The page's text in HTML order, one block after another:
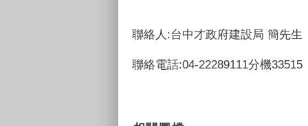
聯絡人:台中才政府建設局 簡先生
聯絡電話:04-22289111分機33515